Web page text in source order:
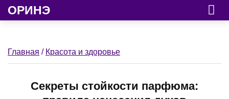
ОРИНЭ
Главная / Красота и здоровье
Секреты стойкости парфюма: